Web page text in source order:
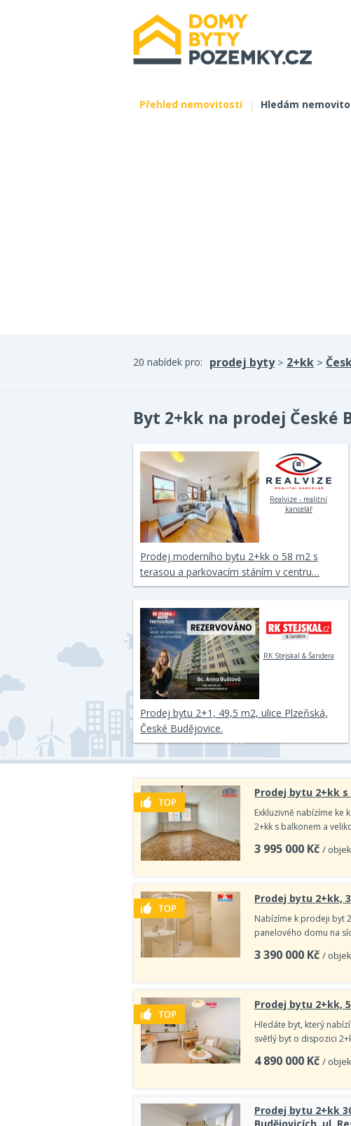
Přehled nemovitostí | Hledám
20 nabídek pro: prodej byty> 2+kk >
Byt 2+kk na prodej České
Realvize - realitní
kancelář
Prodej moderního bytu 2+kk o 58 m2 s
terasou a parkovacím stáním v centru…
RK Stejskal & Šandera
Prodej bytu 2+1, 49,5 m2, ulice Plzeňská,
České Budějovice.
Prodej bytu 2+kk
Exkluzivně nabízíme
2+kk s balkonem a
3 995 000 Kč /
Prodej bytu 2+kk,
Nabízíme k prodeji byt
panelového domu na
3 390 000 Kč /
Prodej bytu 2+kk,
Hledáte byt, který
světlý byt o dispozici
4 890 000 Kč /
Prodej bytu 2+kk